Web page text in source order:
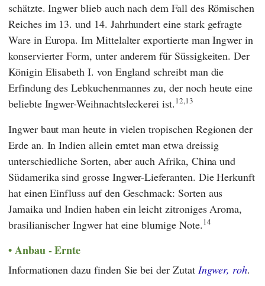
schätzte. Ingwer blieb auch nach dem Fall des Römischen
Reiches im 13. und 14. Jahrhundert eine stark gefragte
Ware in Europa. Im Mittelalter exportierte man Ingwer in
konservierter Form, unter anderem für Süssigkeiten. Der
Königin Elisabeth I. von England schreibt man die
Erfindung des Lebkuchenmannes zu, der noch heute eine
beliebte Ingwer-Weihnachtsleckerei ist.12,13
Ingwer baut man heute in vielen tropischen Regionen der
Erde an. In Indien allein erntet man etwa dreissig
unterschiedliche Sorten, aber auch Afrika, China und
Südamerika sind grosse Ingwer-Lieferanten. Die Herkunft
hat einen Einfluss auf den Geschmack: Sorten aus
Jamaika und Indien haben ein leicht zitroniges Aroma,
brasilianischer Ingwer hat eine blumige Note.14
Anbau - Ernte
Informationen dazu finden Sie bei der Zutat Ingwer, roh.